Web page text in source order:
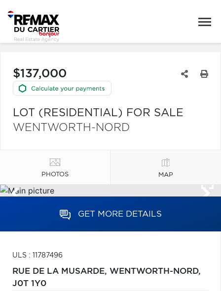
$137,000
LOT (RESIDENTIAL) FOR SALE
WENTWORTH-NORD
PHOTOS MAP
GET MORE DETAILS
ULS : 11787496
RUE DE LA MUSARDE, WENTWORTH-NORD,
J0T 1Y0